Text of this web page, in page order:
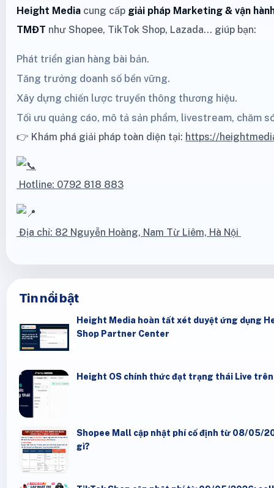
Height Media cung cấp giải pháp Marketing & vận
TMĐT như Shopee, TikTok Shop, Lazada… giúp bạn:
Phát triển gian hàng bài bản.
Tăng trưởng doanh số bền vững.
Xây dựng chiến lược truyền thông thương hiệu.
Tối ưu quảng cáo, mô tả sản phẩm, livestream, chăm
👉 Khám phá giải pháp toàn diện tại: https://
Hotline: 0792 818 883
Địa chỉ: 82 Nguyễn Hoàng, Nam Từ Liêm, Hà Nội
Tin nổi bật
Height Media hoàn tất xét duyệt ứng dụng
Shop Partner Center
Height OS chính thức đạt trạng thái Live
Shopee Mall cập nhật phí cố định từ 08/05/
gì?